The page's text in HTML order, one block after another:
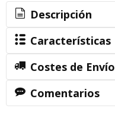
Descripción
Características
Costes de Envío
Comentarios